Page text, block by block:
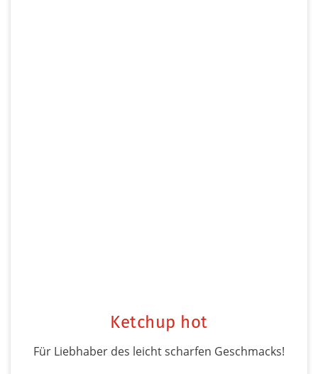
Ketchup hot
Für Liebhaber des leicht scharfen Geschmacks!